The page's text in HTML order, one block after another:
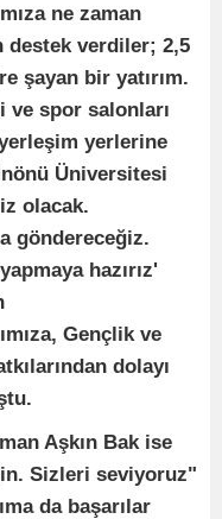
ne zaman
destek verdiler; 2,5
şayan bir yatırım.
spor salonları
yerleşim yerlerine
Üniversitesi
olacak.
göndereceğiz.
hazırız'
Gençlik ve
dolayı
Aşkın Bak ise
Sizleri seviyoruz"
da başarılar